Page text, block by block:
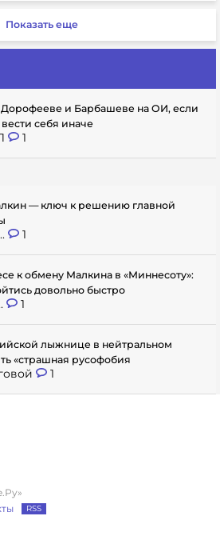
Показать еще
Дорофееве и Барбашеве на ОИ, если
себя иначе
1
— ключ к решению главной
1
к обмену Малкина в «Миннесоту»:
довольно быстро
1
лыжнице в нейтральном
«страшная русофобия
1
RSS